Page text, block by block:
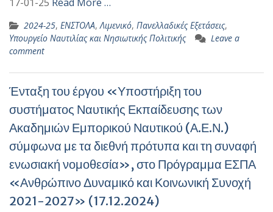
2024-25, ΕΝΣΤΟΛΑ,Λιμενικό, Πανελλαδικές Εξετάσεις,
Υπουργείο Ναυτιλίας και Νησιωτικής Πολιτικής
Leave a
comment
Ένταξη του έργου «Υποστήριξη του
συστήματος Ναυτικής Εκπαίδευσης των
Ακαδημιών Εμπορικού Ναυτικού (Α.Ε.Ν.)
σύμφωνα με τα διεθνή πρότυπα και τη συναφή
ενωσιακή νομοθεσία», στο Πρόγραμμα ΕΣΠΑ
«Ανθρώπινο Δυναμικό και Κοινωνική Συνοχή
2021-2027» (17.12.2024)